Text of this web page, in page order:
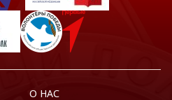
О НАС